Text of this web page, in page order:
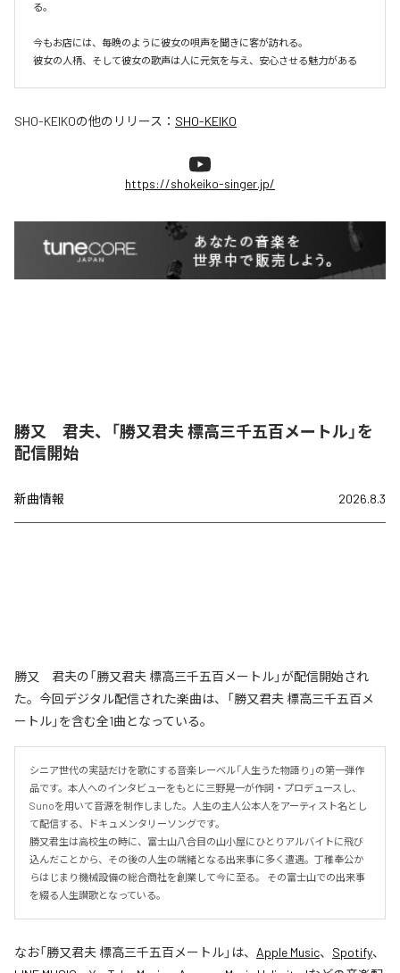
る。
今もお店には、毎晩のように彼女の唄声を聞きに客が訪れる。
彼女の人柄、そして彼女の歌声は人に元気を与え、安心させる魅力がある
SHO-KEIKOの他のリリース： SHO-KEIKO
https://shokeiko-singer.jp/
勝又 君夫、「勝又君夫 標高三千五百メートル」を
配信開始
新曲情報 2026.8.3
勝又 君夫の「勝又君夫 標高三千五百メートル」が配信開始され
た。今回デジタル配信された楽曲は、「勝又君夫 標高三千五百メ
ートル」を含む全1曲となっている。
シニア世代の実話だけを歌にする音楽レーベル「人生うた物語り」の第一弾作
品です。本人へのインタビューをもとに三野晃一が作詞・プロデュースし、
Sunoを用いて音源を制作しました。人生の主人公本人をアーティスト名とし
て配信する、ドキュメンタリーソングです。
勝又君生は高校生の時に、富士山八合目の山小屋にひとりアルバイトに飛び
込んだことから、その後の人生の端緒となる出来事に多く遭遇。丁稚奉公か
らはじまり機械設備の総合商社を創業して今に至る。 その富士山での出来事
を綴る人生讃歌となっている。
なお「勝又君夫 標高三千五百メートル」は、 Apple Music、 Spotify、